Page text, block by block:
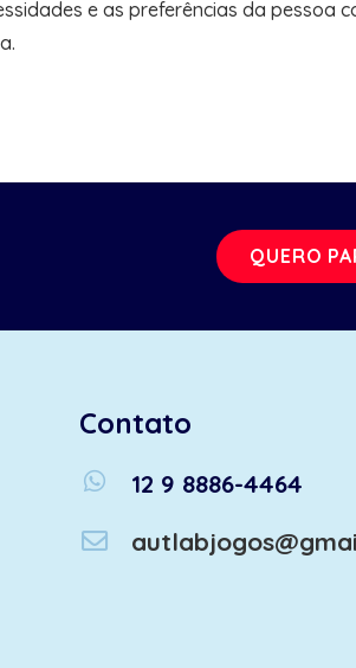
e as preferências da pessoa
QUERO
Contato
whatsapp
12 9 8886-4464